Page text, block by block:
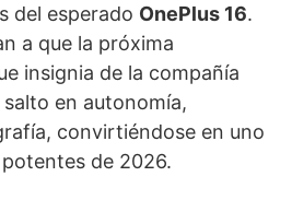
del esperado OnePlus 16.
a que la próxima
insignia de la compañía
en autonomía,
convirtiéndose en uno
de 2026.